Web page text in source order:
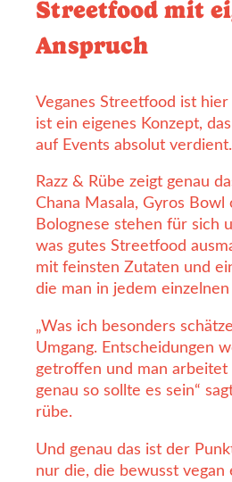
Streetfood mit
Anspruch
Veganes Streetfood ist
ist ein eigenes Konzept,
auf Events absolut verdient.
Razz & Rübe zeigt genau
Chana Masala, Gyros Bowl
Bolognese stehen für sich
was gutes Streetfood
mit feinsten Zutaten und
die man in jedem einzelnen
„Was ich besonders
Umgang. Entscheidungen
getroffen und man
genau so sollte es sein“
rübe.
Und genau das ist der
nur die, die bewusst vegan